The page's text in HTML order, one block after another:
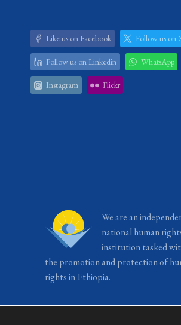
Like us on Facebook Follow us on
Follow us on Linkedin WhatsApp
Instagram Flickr
We are an
national human
institution tasked
the promotion and protection of
rights in Ethiopia.